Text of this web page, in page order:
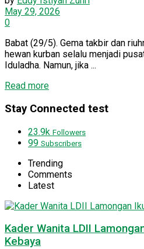
May 29, 2026
0
Babat (29/5). Gema takbir dan
hewan kurban selalu menjadi
Iduladha. Namun, jika ...
Read moreDetails
Stay Connected test
23.9k Followers
99 Subscribers
Trending
Comments
Latest
Kader Wanita LDII
Kebaya